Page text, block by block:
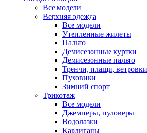
Все модели
Верхняя одежда
Все модели
Утепленные жилеты
Пальто
Демисезонные куртки
Демисезонные пальто
Тренчи, плащи, ветровки
Пуховики
Зимний спорт
Трикотаж
Все модели
Джемперы, пуловеры
Водолазки
Кардиганы